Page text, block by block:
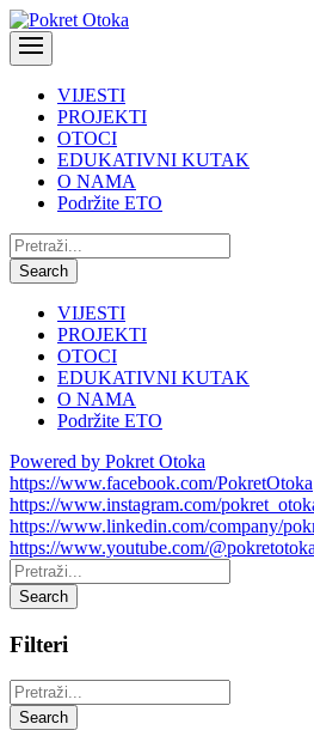
VIJESTI
PROJEKTI
OTOCI
EDUKATIVNI KUTAK
O NAMA
Podržite ETO
Pretraži:
Search
VIJESTI
PROJEKTI
OTOCI
EDUKATIVNI KUTAK
O NAMA
Podržite ETO
Powered by Pokret Otoka
https://www.facebook.com/PokretOtoka
https://www.instagram.com/
https://www.linkedin.com/company/
https://www.youtube.com/
Pretraži:
Search
Filteri
Pretraži:
Search